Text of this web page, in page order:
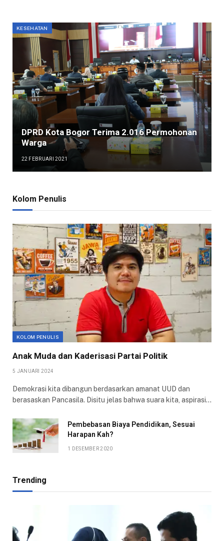
KESEHATAN
DPRD Kota Bogor Terima 2.016 Permohonan
Warga
22 FEBRUARI 2021
Kolom Penulis
KOLOM PENULIS
Anak Muda dan Kaderisasi Partai Politik
5 JANUARI 2024
Demokrasi kita dibangun berdasarkan amanat UUD dan
berasaskan Pancasila. Disitu jelas bahwa suara kita, aspirasi…
Pembebasan Biaya Pendidikan, Sesuai
Harapan Kah?
1 DESEMBER 2020
Trending